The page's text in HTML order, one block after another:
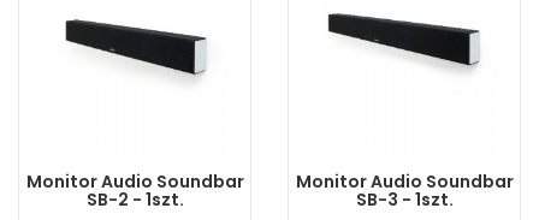
Monitor Audio Soundbar
SB-2 - 1szt.
Monitor Audio Soundbar
SB-3 - 1szt.